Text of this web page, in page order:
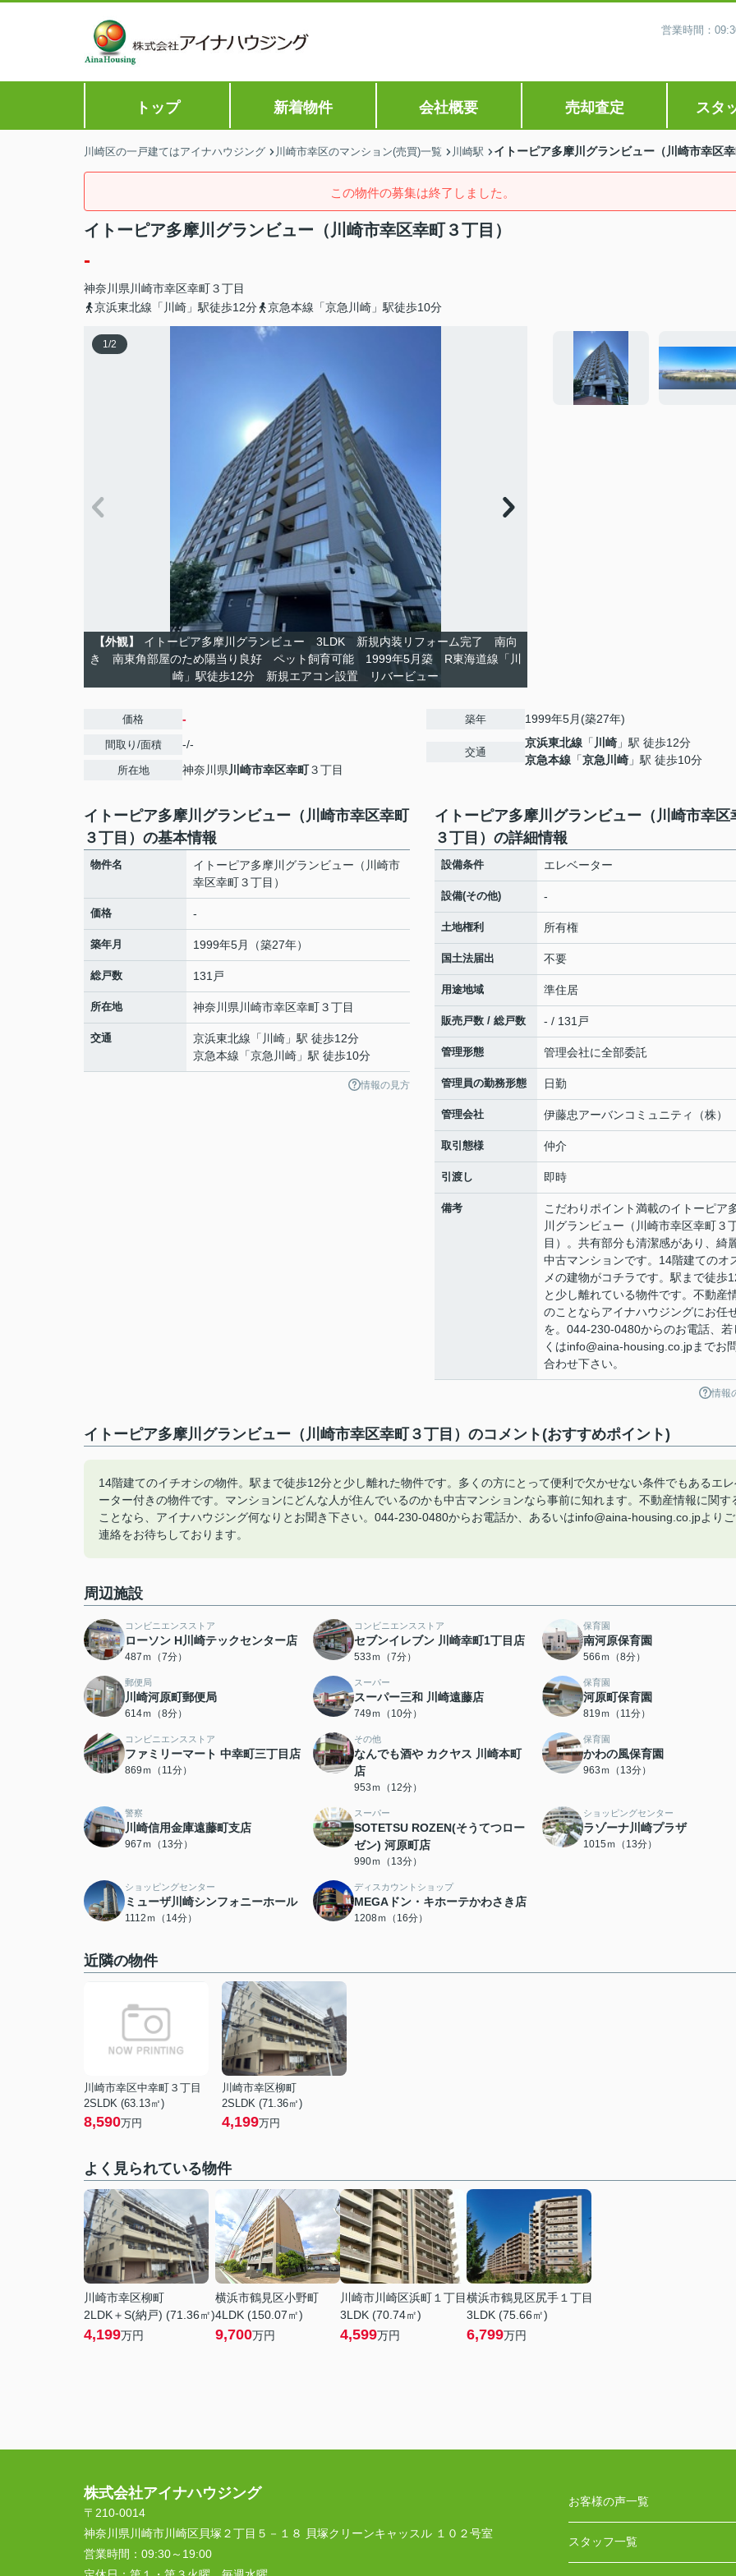
営業時間：
トップ 新着物件 会社概要 売却査定 スタ
川崎区の一戸建てはアイナハウジング 川崎市幸区のマンション(売買)一覧 川崎駅 イトーピア多摩川グランビュー（川崎市幸区
この物件の募集は終了しました。
イトーピア多摩川グランビュー（川崎市幸区幸町３丁目）
-
神奈川県 川崎市幸区幸町３丁目
京浜東北線「川崎」駅徒歩12分
京急本線「京急川崎」駅徒歩10分
1/2
【外観】
イトーピア多摩川グランビュー 3LDK 新規内装リフォーム完了 南向
き 南東角部屋のため陽当り良好 ペット飼育可能 1999年5月築 R東海道線「川
崎」駅徒歩12分 新規エアコン設置 リバービュー
価格 -
間取り/面積 -/-
所在地 神奈川県川崎市幸区幸町３丁目
築年 1999年5月(築27年)
交通
京浜東北線 「 川崎 」駅 徒歩12分
京急本線 「京急川崎 」駅 徒歩10分
イトーピア多摩川グランビュー（川崎市幸区幸町
３丁目）の基本情報
物件名
イトーピア多摩川グランビュー（川崎市
幸区幸町３丁目）
価格 -
築年月 1999年5月（築27年）
総戸数 131戸
所在地 神奈川県 川崎市幸区幸町３丁目
交通 京浜東北線 「 川崎 」駅 徒歩12分
京急本線 「京急川崎 」駅 徒歩10分
情報の見方
イトーピア多摩川グランビュー（川崎市幸区
３丁目）の詳細情報
設備条件 エレベーター
設備(その他) -
土地権利 所有権
国土法届出 不要
用途地域 準住居
販売戸数 / 総戸数 - / 131戸
管理形態 管理会社に全部委託
管理員の勤務形態 日勤
管理会社 伊藤忠アーバンコミュニティ（株）
取引態様 仲介
引渡し 即時
備考
こだわりポイント満載のイトーピア
川グランビュー（川崎市幸区幸町３
目）。共有部分も清潔感があり、綺
中古マンションです。14階建てのオ
メの建物がコチラです。駅まで徒歩
と少し離れている物件です。不動産
のことならアイナハウジングにお任
を。044-230-0480からのお電話、若
くはinfo@aina-housing.co.jpまでお
合わせ下さい。
情報
イトーピア多摩川グランビュー（川崎市幸区幸町３丁目）のコメント(おすすめポイント)
14階建てのイチオシの物件。駅まで徒歩12分と少し離れた物件です。多くの方にとって便利で欠かせない条件でもあるエ
ーター付きの物件です。マンションにどんな人が住んでいるのかも中古マンションなら事前に知れます。不動産情報に関す
ことなら、アイナハウジング何なりとお聞き下さい。044-230-0480からお電話か、あるいはinfo@aina-housing.co.jpよりご
連絡をお待ちしております。
周辺施設
コンビニエンスストア
ローソン H川崎テックセンター店
487ｍ（7分）
コンビニエンスストア
セブンイレブン 川崎幸町1丁目店
533ｍ（7分）
保育園
南河原保育園
566ｍ（8分）
郵便局
川崎河原町郵便局
614ｍ（8分）
スーパー
スーパー三和 川崎遠藤店
749ｍ（10分）
保育園
河原町保育園
819ｍ（11分）
コンビニエンスストア
ファミリーマート 中幸町三丁目店
869ｍ（11分）
その他
なんでも酒や カクヤス 川崎本町
店
953ｍ（12分）
保育園
かわの風保育園
963ｍ（13分）
警察
川崎信用金庫遠藤町支店
967ｍ（13分）
スーパー
SOTETSU ROZEN(そうてつロー
ゼン) 河原町店
990ｍ（13分）
ショッピングセンター
ラゾーナ川崎プラザ
1015ｍ（13分）
ショッピングセンター
ミューザ川崎シンフォニーホール
1112ｍ（14分）
ディスカウントショップ
MEGAドン・キホーテかわさき店
1208ｍ（16分）
近隣の物件
川崎市幸区中幸町３丁目
2SLDK (63.13㎡)
8,590万円
川崎市幸区柳町
2SLDK (71.36㎡)
4,199万円
よく見られている物件
川崎市幸区柳町
2LDK＋S(納戸) (71.36㎡)
4,199万円
横浜市鶴見区小野町
4LDK (150.07㎡)
9,700万円
川崎市川崎区浜町１丁目
3LDK (70.74㎡)
4,599万円
横浜市鶴見区尻手１丁目
3LDK (75.66㎡)
6,799万円
株式会社アイナハウジング
〒210-0014
神奈川県川崎市川崎区貝塚２丁目５－１８ 貝塚クリーンキャッスル １０２号室
営業時間： 09:30～19:00
お客様の声一覧
スタッフ一覧